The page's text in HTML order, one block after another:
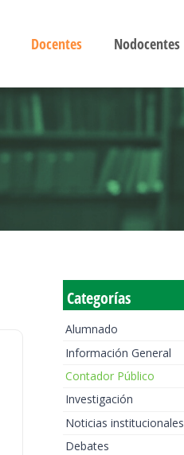
Docentes Nodocentes
Categorías
Alumnado
Información General
Contador Público
Investigación
Noticias institucionales
Debates